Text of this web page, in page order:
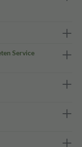
Service